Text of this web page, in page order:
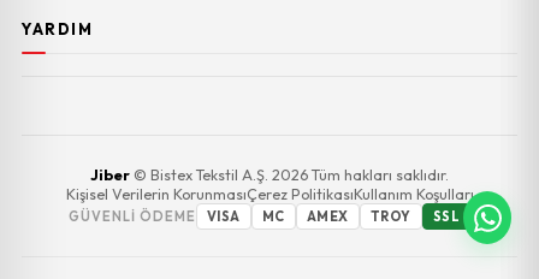
YARDIM
Jiber © Bistex Tekstil A.Ş. 2026 Tüm hakları saklıdır.
Kişisel Verilerin KorunmasıÇerez PolitikasıKullanım Koşulları
GÜVENLI ÖDEME VISA MC AMEX TROY SSL